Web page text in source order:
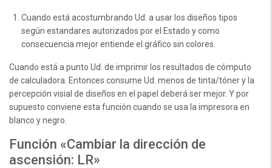
Cuando está acostumbrando Ud. a usar los diseños tipos
según estandares autorizados por el Estado y como
consecuencia mejor entiende el gráfico sin colores.
Cuando está a punto Ud. de imprimir los resultados de cómputo
de calculadora. Entonces consume Ud. menos de tinta/tóner y la
percepción visial de diseños en el papel deberá ser mejor. Y por
supuesto conviene esta función cuando se usa la impresora en
blanco y negro.
Función «Cambiar la dirección de
ascensión: LR»